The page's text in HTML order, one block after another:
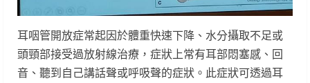
耳咽管開放症常起因於體重快速下降、水分攝取不足或
頭頸部接受過放射線治療，症狀上常有耳部悶塞感、回
音、聽到自己講話聲或呼吸聲的症狀。此症狀可透過耳